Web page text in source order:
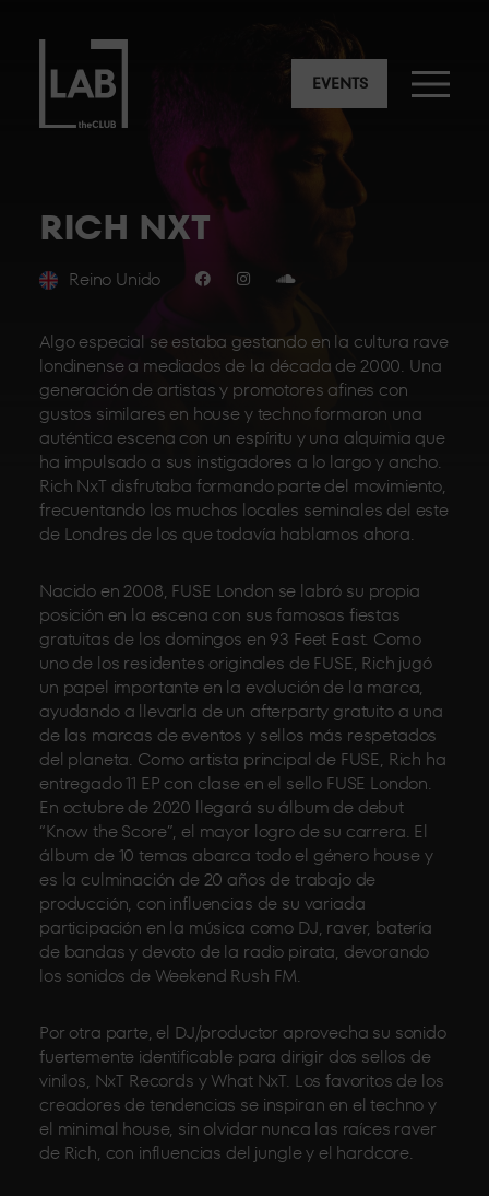
EVENTS
RICH NXT
Reino Unido
Algo especial se estaba gestando en la cultura rave
londinense a mediados de la década de 2000. Una
generación de artistas y promotores afines con
gustos similares en house y techno formaron una
auténtica escena con un espíritu y una alquimia que
ha impulsado a sus instigadores a lo largo y ancho.
Rich NxT disfrutaba formando parte del movimiento,
frecuentando los muchos locales seminales del este
de Londres de los que todavía hablamos ahora.
Nacido en 2008, FUSE London se labró su propia
posición en la escena con sus famosas fiestas
gratuitas de los domingos en 93 Feet East. Como
uno de los residentes originales de FUSE, Rich jugó
un papel importante en la evolución de la marca,
ayudando a llevarla de un afterparty gratuito a una
de las marcas de eventos y sellos más respetados
del planeta. Como artista principal de FUSE, Rich ha
entregado 11 EP con clase en el sello FUSE London.
En octubre de 2020 llegará su álbum de debut
“Know the Score”, el mayor logro de su carrera. El
álbum de 10 temas abarca todo el género house y
es la culminación de 20 años de trabajo de
producción, con influencias de su variada
participación en la música como DJ, raver, batería
de bandas y devoto de la radio pirata, devorando
los sonidos de Weekend Rush FM.
Por otra parte, el DJ/productor aprovecha su sonido
fuertemente identificable para dirigir dos sellos de
vinilos, NxT Records y What NxT. Los favoritos de los
creadores de tendencias se inspiran en el techno y
el minimal house, sin olvidar nunca las raíces raver
de Rich, con influencias del jungle y el hardcore.